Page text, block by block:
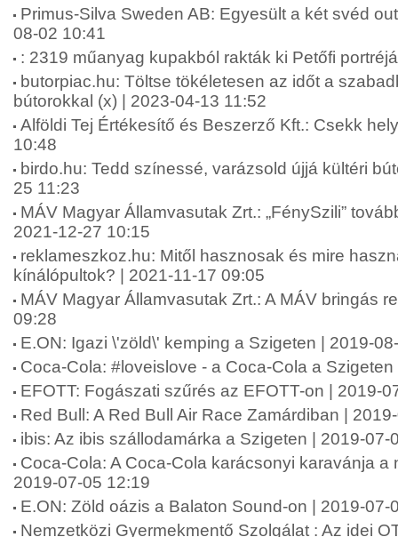
Primus-Silva Sweden AB: Egyesült a két svéd
08-02 10:41
: 2319 műanyag kupakból rakták ki Petőfi
butorpiac.hu: Töltse tökéletesen az időt a
bútorokkal (x) | 2023-04-13 11:52
Alföldi Tej Értékesítő és Beszerző Kft.: Csekk
10:48
birdo.hu: Tedd színessé, varázsold újjá kültéri
25 11:23
MÁV Magyar Államvasutak Zrt.: „FénySzili”
2021-12-27 10:15
reklameszkoz.hu: Mitől hasznosak és mire
kínálópultok? | 2021-11-17 09:05
MÁV Magyar Államvasutak Zrt.: A MÁV bringás
09:28
E.ON: Igazi \'zöld\' kemping a Szigeten | 2019-
Coca-Cola: #loveislove - a Coca-Cola a
EFOTT: Fogászati szűrés az EFOTT-on | 2019-
Red Bull: A Red Bull Air Race Zamárdiban |
ibis: Az ibis szállodamárka a Szigeten | 2019-07-
Coca-Cola: A Coca-Cola karácsonyi karavánja a
2019-07-05 12:19
E.ON: Zöld oázis a Balaton Sound-on | 2019-07-
Nemzetközi Gyermekmentő Szolgálat : Az idei